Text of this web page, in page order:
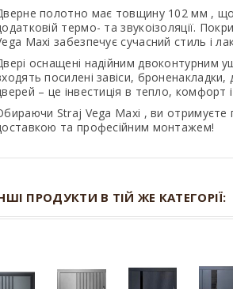
полотно має товщину 102 мм , що
термо- та звукоізоляції.
Maxi забезпечує сучасний стиль і
оснащені надійним двоконтурним
посилені завіси,
– це інвестиція в тепло, комфорт
Straj Vega Maxi , ви отримуєте
та професійним монтажем!
ПРОДУКТИ В ТІЙ ЖЕ КАТЕГОРІЇ: